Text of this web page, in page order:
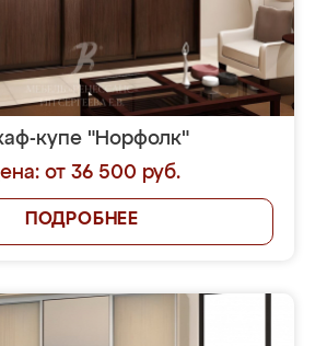
купе "Норфолк"
от 36 500 руб.
ПОДРОБНЕЕ